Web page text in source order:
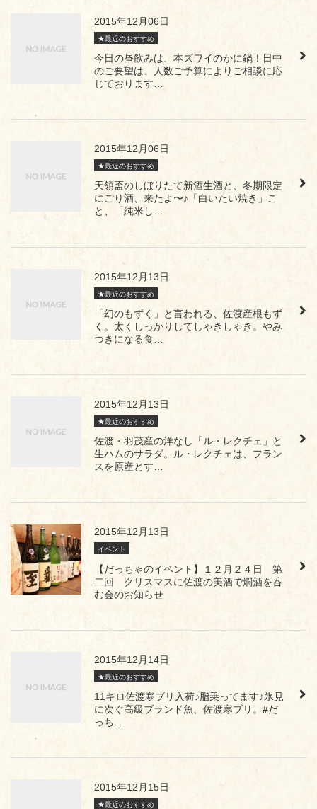
2015年12月06日
★最近のおすすめ
今日の昼飲みは、本ズワイのかに鍋！日中
のご要望は、人数ご予算によりご相談に応
じております…
2015年12月06日
★最近のおすすめ
天領盃のしぼりたて新酒生酒と、冬期限定
にごり酒、来たよ〜♪「白いたい焼き」こ
と、「純米し…
2015年12月13日
★最近のおすすめ
「幻のもずく」と言われる、佐渡産根もず
く。太くしっかりしてしゃきしゃき。やみ
つきになる食…
2015年12月13日
★最近のおすすめ
佐渡・羽茂産の洋なし「ル・レクチェ」と
生ハムのサラダ。ル・レクチェは、フラン
スを原産とす…
2015年12月13日
イベント
【だっちゃのイベント】１２月２４日 第
二回 クリスマスに佐渡の美酒で燗酒を呑
む会のお知らせ
2015年12月14日
★最近のおすすめ
11キロ佐渡寒ブリ入荷♪脂乗ってます♪氷見
に次ぐ高級ブランド魚、佐渡寒ブリ。#だ
っち…
2015年12月15日
★最近のおすすめ